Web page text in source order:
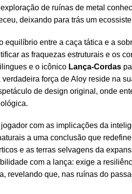
de ruínas de metal
deixando para trás um
equilíbrio entre a caça tática e a
as fraquezas estruturais e os
e o icônico Lança-Cordas
força de Aloy reside na
de design original, onde
com as implicações da
a uma conclusão que
e as terras selvagens da
com a lança: exige a
revelando que, nas ruínas do